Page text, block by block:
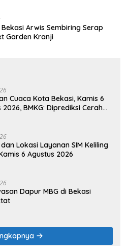
Arwis Sembiring Serap
Garden Kranji
Cuaca Kota Bekasi, Kamis 6
2026, BMKG: Diprediksi Cerah
Lokasi Layanan SIM Keliling
6 Agustus 2026
Dapur MBG di Bekasi